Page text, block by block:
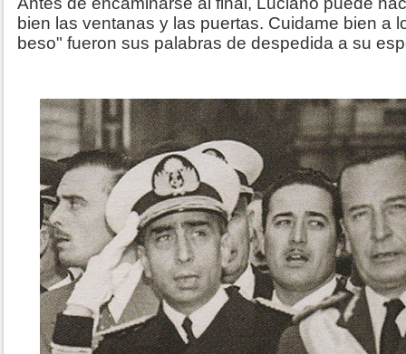
bien las ventanas y las puertas. Cuidame bien a
beso" fueron sus palabras de despedida a su